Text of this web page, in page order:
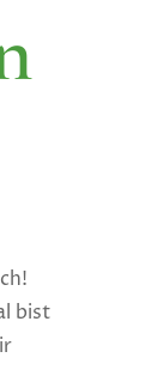
bist